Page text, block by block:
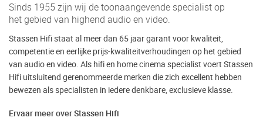
Sinds 1955 zijn wij de toonaangevende specialist op
het gebied van highend audio en video.
Stassen Hifi staat al meer dan 65 jaar garant voor kwaliteit,
competentie en eerlijke prijs-kwaliteitverhoudingen op het gebied
van audio en video. Als hifi en home cinema specialist voert Stassen
Hifi uitsluitend gerenommeerde merken die zich excellent hebben
bewezen als specialisten in iedere denkbare, exclusieve klasse.
Ervaar meer over Stassen Hifi